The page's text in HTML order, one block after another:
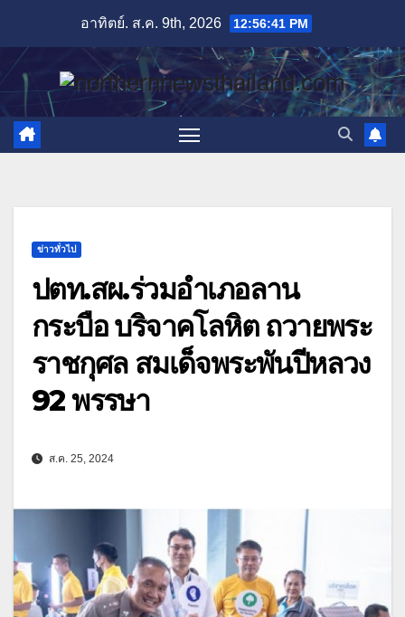
content
อาทิตย์. ส.ค. 9th, 2026 12:56:43 PM
ข่าวทั่วไป
ปตท.สผ.ร่วมอำเภอลาน
กระบือ บริจาคโลหิต ถวายพระ
ราชกุศล สมเด็จพระพันปีหลวง
92 พรรษา
ส.ค. 25, 2024